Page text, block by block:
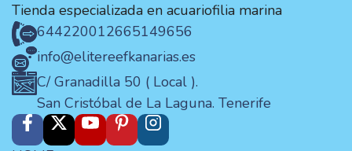
Tienda especializada en acuariofilia marina
644220012665149656
info@elitereefkanarias.es
C/ Granadilla 50 ( Local ).
San Cristóbal de La Laguna. Tenerife